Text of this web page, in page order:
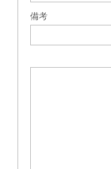
備考